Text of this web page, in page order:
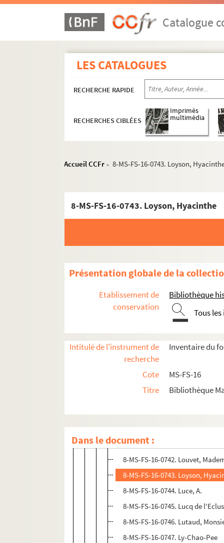
Catalogue
LES CATALOGUES
RECHERCHE RAPIDE
RECHERCHES CIBLÉES
Imprimés
multimédia
Accueil CCFr > 8-MS-FS-16-0743. Loyson,
8-MS-FS-16-0743. Loyson, Hyacinthe
Présentation globale de la
Etablissement de
conservation
Bibliothèque
Tous
Intitulé de l'instrument de
recherche
Inventaire du
Cote
MS-FS-16
Titre
Bibliothèque
Dans le document :
4-MS-FS-16-0627. Lepert, H.
8-MS-FS-16-0723. Leroux, Ernest
8-MS-FS-16-0725. Leroy, Lucien
8-MS-FS-16-0724. Leroy, J.
8-MS-FS-16-0726. Lesage, A.
8-MS-FS-16-0727. Lesdain,
4-MS-FS-16-0628. L'Estandière,
8-MS-FS-16-0729. Lévy, Ernest
8-MS-FS-16-0732. Luis, Th.
8-MS-FS-16-0733. Lirard,
4-MS-FS-16-0632. Loopuyt,
8-MS-FS-16-0735. Lopez de
8-MS-FS-16-0737. Lopez
8-MS-FS-16-0738. Lorulot, André
8-MS-FS-16-0741. Lourtier,
8-MS-FS-16-0742. Louvet,
8-MS-FS-16-0743. Loyson,
8-MS-FS-16-0744. Luce, A.
8-MS-FS-16-0745. Lucq de
8-MS-FS-16-0746. Lutaud,
8-MS-FS-16-0747. Ly-Chao-Pee